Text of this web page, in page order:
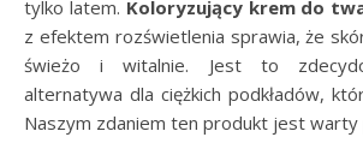
tylko latem. Koloryzujący krem do
z efektem rozświetlenia sprawia, że
świeżo i witalnie. Jest to
alternatywa dla ciężkich podkładów,
Naszym zdaniem ten produkt jest warty